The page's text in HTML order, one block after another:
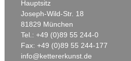
Hauptsitz
Joseph-Wild-Str. 18
81829 München
Tel.: +49 (0)89 55 244-0
Fax: +49 (0)89 55 244-177
info@kettererkunst.de